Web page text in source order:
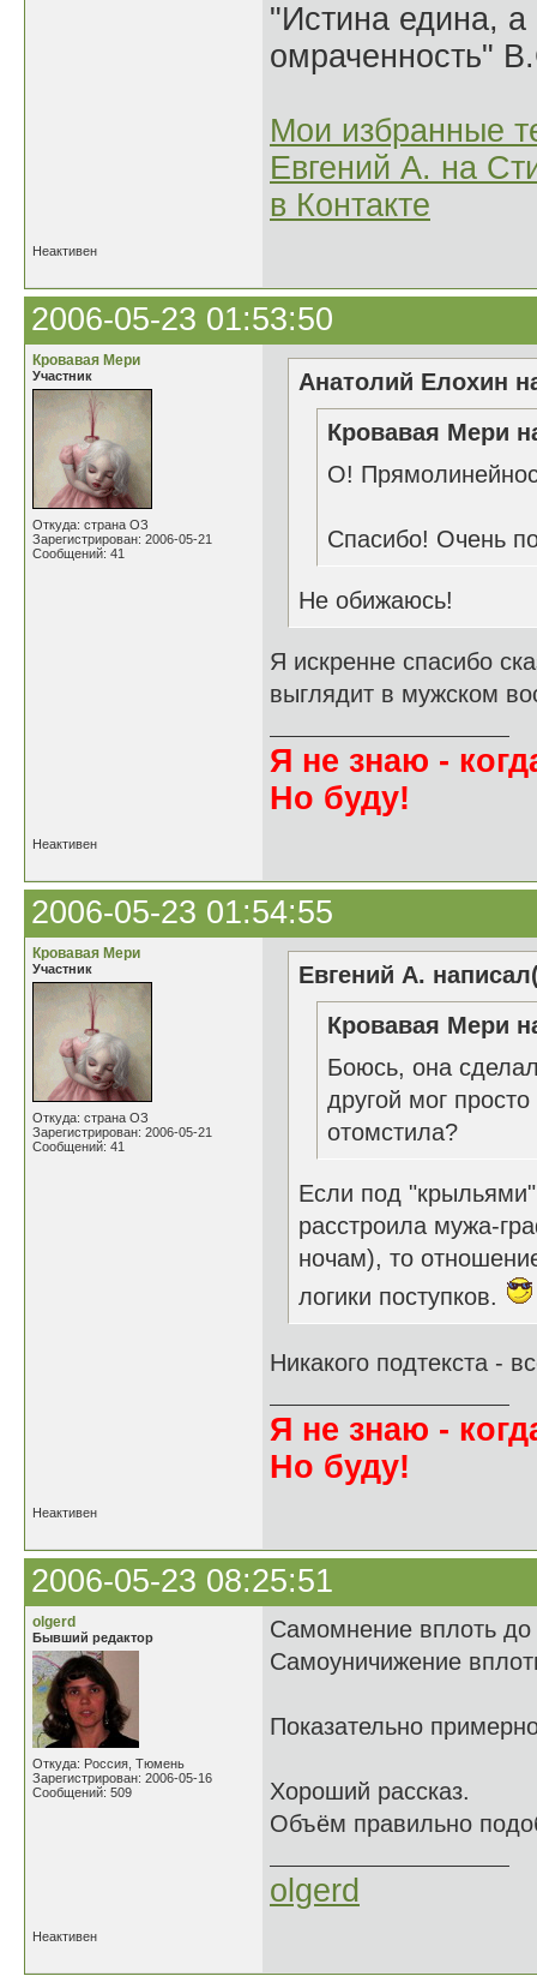
"Истина едина,
омраченность"
Мои избранные
Евгений А. на
в Контакте
Неактивен
2006-05-23 01:53:50
Кровавая Мери
Участник
Откуда: страна ОЗ
Зарегистрирован: 2006-05-21
Сообщений: 41
Анатолий Елохин
Кровавая Мери
О!
Спасибо! Очень
Не обижаюсь!
Я искренне спасибо
выглядит в мужском
Я не знаю -
Но буду!
Неактивен
2006-05-23 01:54:55
Кровавая Мери
Участник
Откуда: страна ОЗ
Зарегистрирован: 2006-05-21
Сообщений: 41
Евгений А.
Кровавая Мери
Боюсь, она
другой мог
отомстила?
Если под
расстроила мужа-
ночам), то
логики поступков.
Никакого подтекста -
Я не знаю -
Но буду!
Неактивен
2006-05-23 08:25:51
olgerd
Бывший редактор
Откуда: Россия, Тюмень
Зарегистрирован: 2006-05-16
Сообщений: 509
Самомнение вплоть до
Самоуничижение
Показательно
Хороший рассказ.
Объём правильно
olgerd
Неактивен